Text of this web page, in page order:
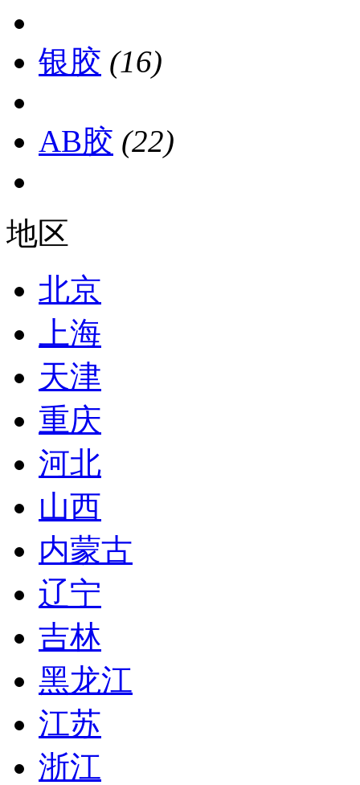
银胶 (16)
AB胶 (22)
地区
北京
上海
天津
重庆
河北
山西
内蒙古
辽宁
吉林
黑龙江
江苏
浙江